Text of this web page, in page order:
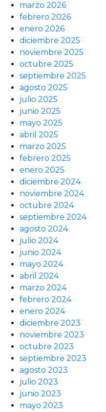
marzo 2026
febrero 2026
enero 2026
diciembre 2025
noviembre 2025
octubre 2025
septiembre 2025
agosto 2025
julio 2025
junio 2025
mayo 2025
abril 2025
marzo 2025
febrero 2025
enero 2025
diciembre 2024
noviembre 2024
octubre 2024
septiembre 2024
agosto 2024
julio 2024
junio 2024
mayo 2024
abril 2024
marzo 2024
febrero 2024
enero 2024
diciembre 2023
noviembre 2023
octubre 2023
septiembre 2023
agosto 2023
julio 2023
junio 2023
mayo 2023